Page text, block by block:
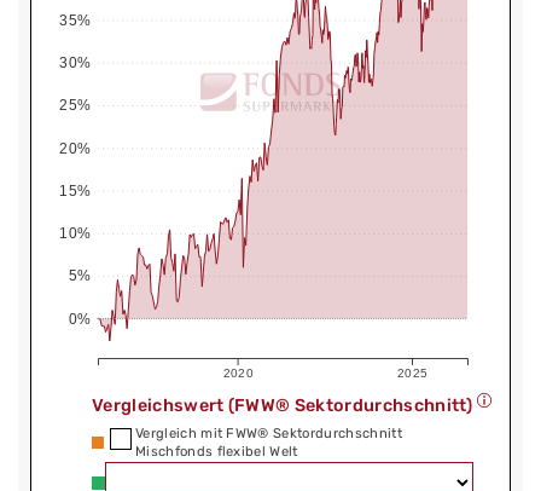
2020 2025
0%
5%
10%
15%
20%
25%
30%
35%
Vergleichswert (FWW® Sektordurchschnitt)
Vergleich mit FWW® Sektordurchschnitt
Mischfonds flexibel Welt